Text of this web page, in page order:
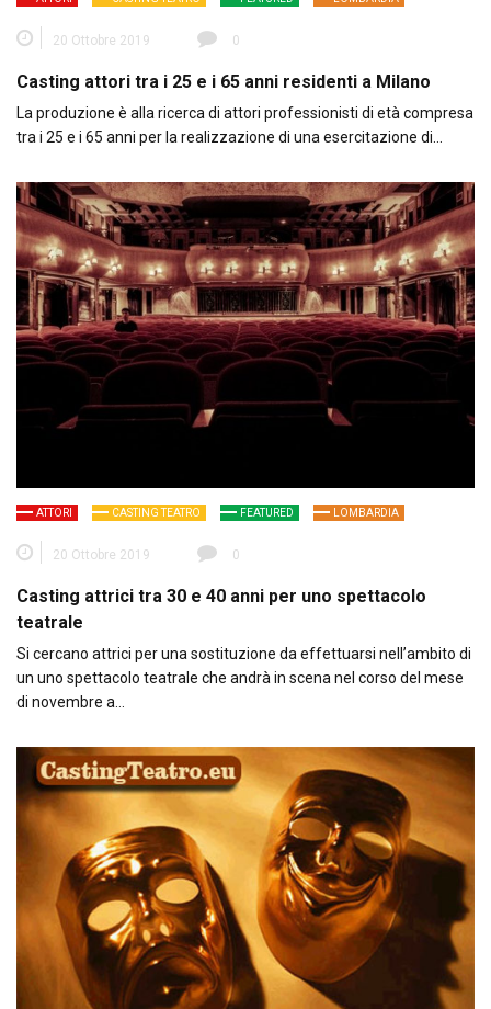
20 Ottobre 2019 0
Casting attori tra i 25 e i 65 anni residenti a Milano
La produzione è alla ricerca di attori professionisti di età compresa
tra i 25 e i 65 anni per la realizzazione di una esercitazione di…
ATTORI CASTING TEATRO FEATURED LOMBARDIA
20 Ottobre 2019 0
Casting attrici tra 30 e 40 anni per uno spettacolo
teatrale
Si cercano attrici per una sostituzione da effettuarsi nell’ambito di
un uno spettacolo teatrale che andrà in scena nel corso del mese
di novembre a…